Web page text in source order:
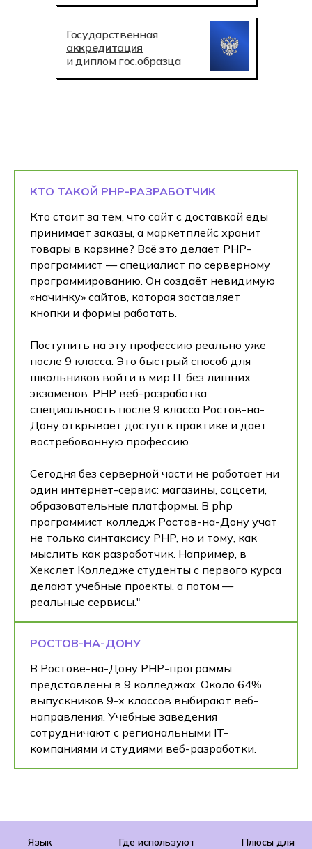
Государственная
аккредитация
и диплом гос.образца
КТО ТАКОЙ PHP-РАЗРАБОТЧИК
Кто стоит за тем, что сайт с доставкой еды
принимает заказы, а маркетплейс хранит
товары в корзине? Всё это делает PHP-
программист — специалист по серверному
программированию. Он создаёт невидимую
«начинку» сайтов, которая заставляет
кнопки и формы работать.
Поступить на эту профессию реально уже
после 9 класса. Это быстрый способ для
школьников войти в мир IT без лишних
экзаменов. PHP веб-разработка
специальность после 9 класса Ростов-на-
Дону открывает доступ к практике и даёт
востребованную профессию.
Сегодня без серверной части не работает ни
один интернет-сервис: магазины, соцсети,
образовательные платформы. В php
программист колледж Ростов-на-Дону учат
не только синтаксису PHP, но и тому, как
мыслить как разработчик. Например, в
Хекслет Колледже студенты с первого курса
делают учебные проекты, а потом —
реальные сервисы."
РОСТОВ-НА-ДОНУ
В Ростове-на-Дону PHP-программы
представлены в 9 колледжах. Около 64%
выпускников 9-х классов выбирают веб-
направления. Учебные заведения
сотрудничают с региональными IT-
компаниями и студиями веб-разработки.
Язык
Где используют
Плюсы для